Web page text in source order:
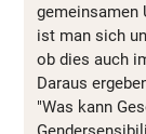
gemeinsamen
ist man sich
ob dies auch
Daraus
"Was kann